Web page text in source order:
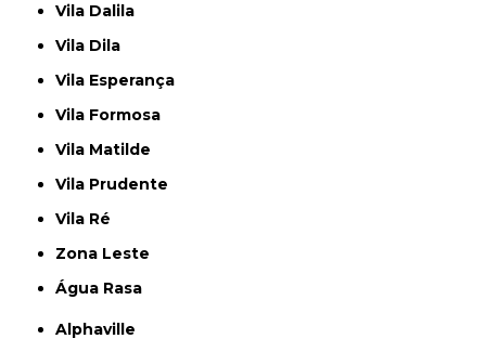
Vila Dalila
Vila Dila
Vila Esperança
Vila Formosa
Vila Matilde
Vila Prudente
Vila Ré
Zona Leste
Água Rasa
Alphaville